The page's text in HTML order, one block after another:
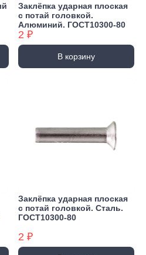
Заклёпка ударная плоская
с потай головкой.
Алюминий. ГОСТ10300-80
2 ₽
В корзину
Заклёпка ударная плоская
с потай головкой. Сталь.
ГОСТ10300-80
2 ₽